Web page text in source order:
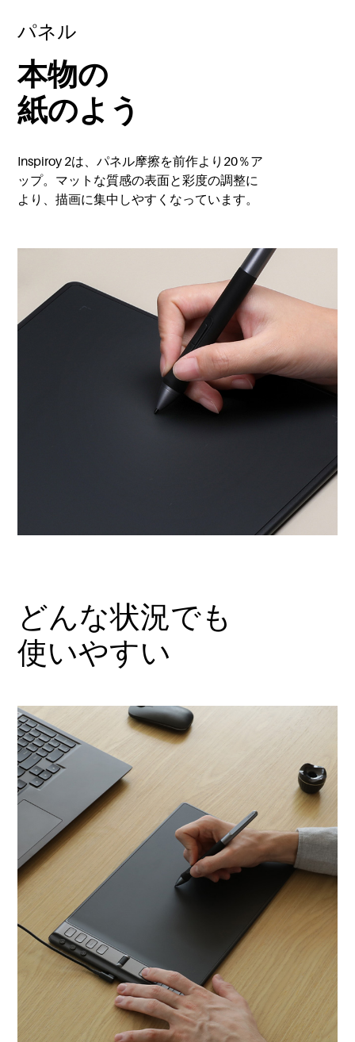
パネル
本物の
紙のよう
Inspiroy 2は、パネル摩擦を前作より20％ア
ップ。マットな質感の表面と彩度の調整に
より、描画に集中しやすくなっています。
どんな状況でも
使いやすい